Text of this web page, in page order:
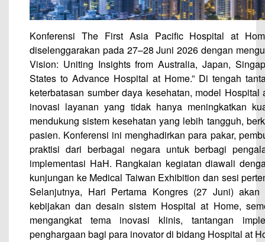
Konferensi The First Asia Pacific Hospital at
diselenggarakan pada 27–28 Juni 2026 dengan
Vision: Uniting Insights from Australia, Japan,
States to Advance Hospital at Home.” Di tengah
keterbatasan sumber daya kesehatan, model
inovasi layanan yang tidak hanya meningkatkan
mendukung sistem kesehatan yang lebih tangguh,
pasien. Konferensi ini menghadirkan para pakar,
praktisi dari berbagai negara untuk berbagi
implementasi HaH. Rangkaian kegiatan diawali
kunjungan ke Medical Taiwan Exhibition dan sesi
Selanjutnya, Hari Pertama Kongres (27 Juni) akan
kebijakan dan desain sistem Hospital at Home,
mengangkat tema inovasi klinis, tantangan
penghargaan bagi para inovator di bidang Hospital at